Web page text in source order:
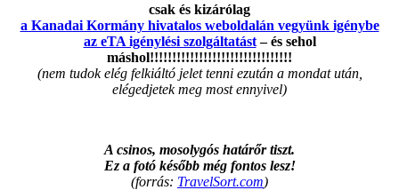
csak és kizárólag
a Kanadai Kormány hivatalos weboldalán vegyünk igénybe
az eTA igénylési szolgáltatást– és sehol
máshol!!!!!!!!!!!!!!!!!!!!!!!!!!!!!!!!
(nem tudok elég felkiáltó jelet tenni ezután a mondat után,
elégedjetek meg most ennyivel)
A csinos, mosolygós határőr tiszt.
Ez a fotó később még fontos lesz!
(forrás: TravelSort.com)